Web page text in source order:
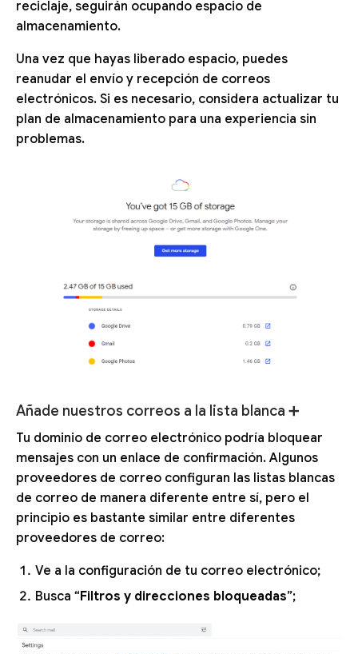
reciclaje, seguirán ocupando espacio de
almacenamiento.
Una vez que hayas liberado espacio, puedes
reanudar el envío y recepción de correos
electrónicos. Si es necesario, considera actualizar tu
plan de almacenamiento para una experiencia sin
problemas.
Añade nuestros correos a la lista blanca ➕
Tu dominio de correo electrónico podría bloquear
mensajes con un enlace de confirmación. Algunos
proveedores de correo configuran las listas blancas
de correo de manera diferente entre sí, pero el
principio es bastante similar entre diferentes
proveedores de correo:
Ve a la configuración de tu correo electrónico;
Busca “Filtros y direcciones bloqueadas”;